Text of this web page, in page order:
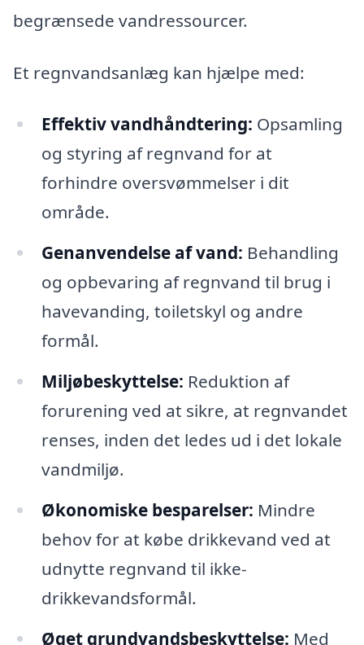
begrænsede vandressourcer.
Et regnvandsanlæg kan hjælpe med:
Effektiv vandhåndtering: Opsamling
og styring af regnvand for at
forhindre oversvømmelser i dit
område.
Genanvendelse af vand: Behandling
og opbevaring af regnvand til brug i
havevanding, toiletskyl og andre
formål.
Miljøbeskyttelse: Reduktion af
forurening ved at sikre, at regnvandet
renses, inden det ledes ud i det lokale
vandmiljø.
Økonomiske besparelser: Mindre
behov for at købe drikkevand ved at
udnytte regnvand til ikke-
drikkevandsformål.
Øget grundvandsbeskyttelse: Med